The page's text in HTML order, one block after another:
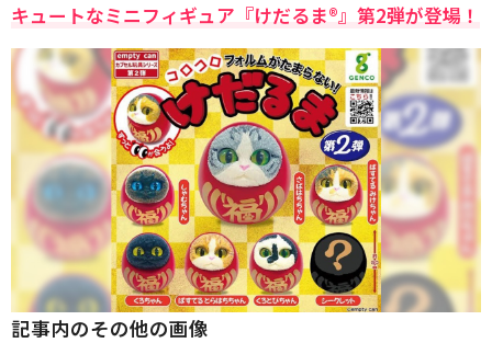
キュートなミニフィギュア『けだるま®』第2弾が登場！
記事内のその他の画像